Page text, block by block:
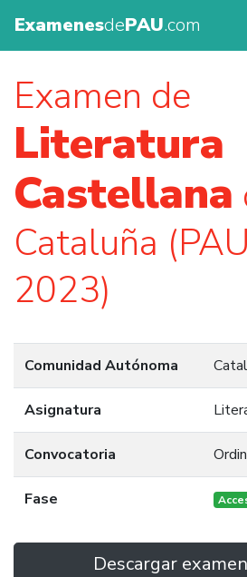
ExamenesdePAU.com
Examen de
Literatura
Castellana
Cataluña
2023)
Comunidad Autónoma
Asignatura
Convocatoria
Fase
Descargar